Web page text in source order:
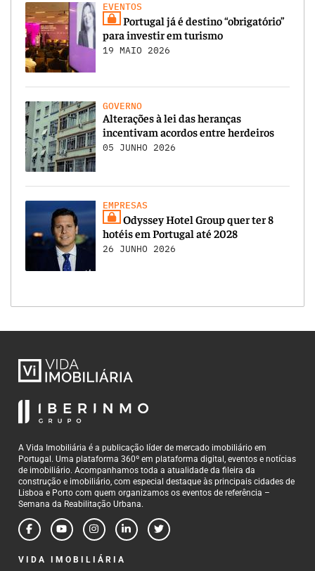
EVENTOS
Portugal já é destino “obrigatório”
para investir em turismo
19 MAIO 2026
GOVERNO
Alterações à lei das heranças
incentivam acordos entre herdeiros
05 JUNHO 2026
EMPRESAS
Odyssey Hotel Group quer ter 8
hotéis em Portugal até 2028
26 JUNHO 2026
A Vida Imobiliária é a publicação líder de mercado imobiliário em
Portugal. Uma plataforma 360º em plataforma digital, eventos e notícias
de imobiliário. Acompanhamos toda a atualidade da fileira da
construção e imobiliário, com especial destaque às principais cidades de
Lisboa e Porto com quem organizamos os eventos de referência –
Semana da Reabilitação Urbana.
VIDA IMOBILIÁRIA